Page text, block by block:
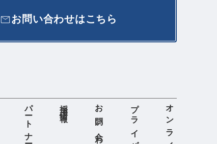
お問い合わせはこちら
パートナー募集 採用情報 お問い合わせ